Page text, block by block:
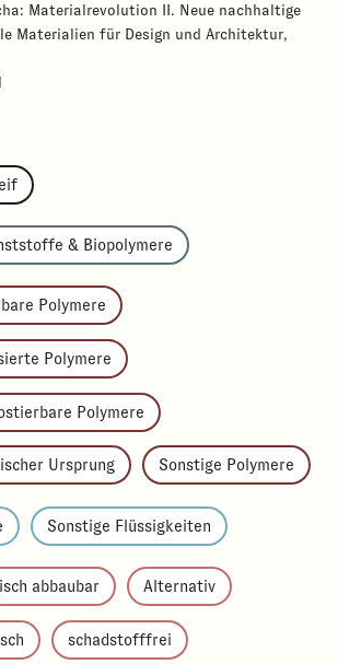
Materialrevolution II. Neue nachhaltige
Materialien für Design und Architektur,
& Biopolymere
Polymere
Polymere
Polymere
Ursprung Sonstige Polymere
Sonstige Flüssigkeiten
abbaubar Alternativ
schadstofffrei